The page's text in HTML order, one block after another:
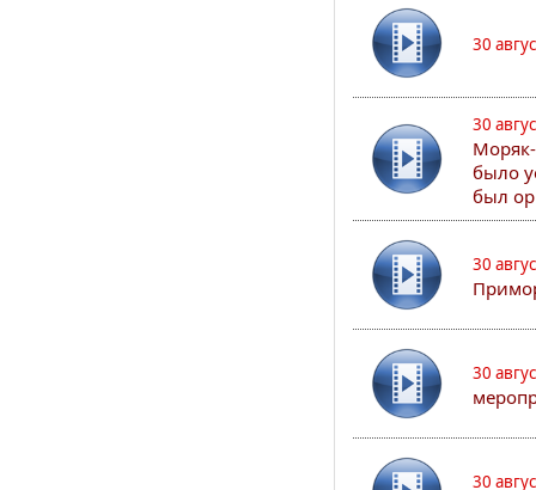
30
30
было
был
30
30
30